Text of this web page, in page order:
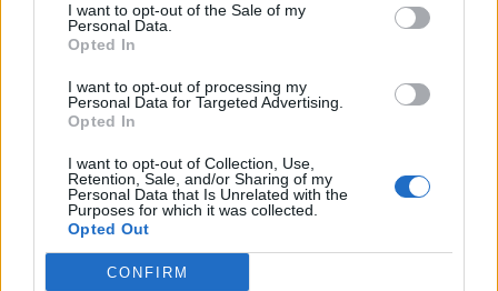
I want to opt-out of the Sale of my
Personal Data.
Opted In
I want to opt-out of processing my
Personal Data for Targeted Advertising.
Opted In
I want to opt-out of Collection, Use,
Retention, Sale, and/or Sharing of my
Personal Data that Is Unrelated with the
Purposes for which it was collected.
Opted Out
CONFIRM